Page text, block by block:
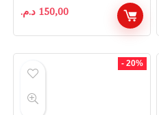
150,00 د.م.
- 20%